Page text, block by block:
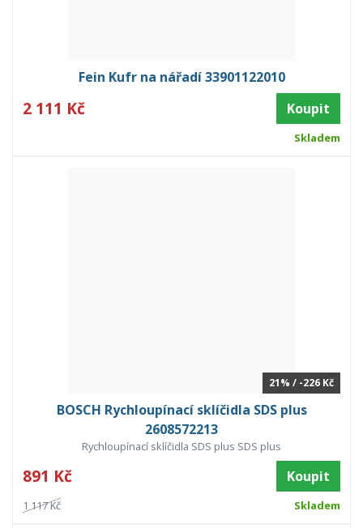
Fein Kufr na nářadí 33901122010
2 111 Kč Koupit
Skladem
21% / -226 Kč
BOSCH Rychloupínací sklíčidla SDS plus
2608572213
Rychloupínací sklíčidla SDS plus SDS plus
891 Kč Koupit
1 117 Kč Skladem